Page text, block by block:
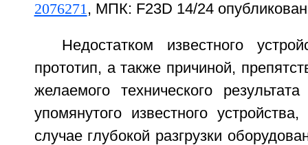
2076271, МПК: F23D 14/24
Недостатком известного
прототип, а также причиной,
желаемого технического
упомянутого известного
случае глубокой разгрузки